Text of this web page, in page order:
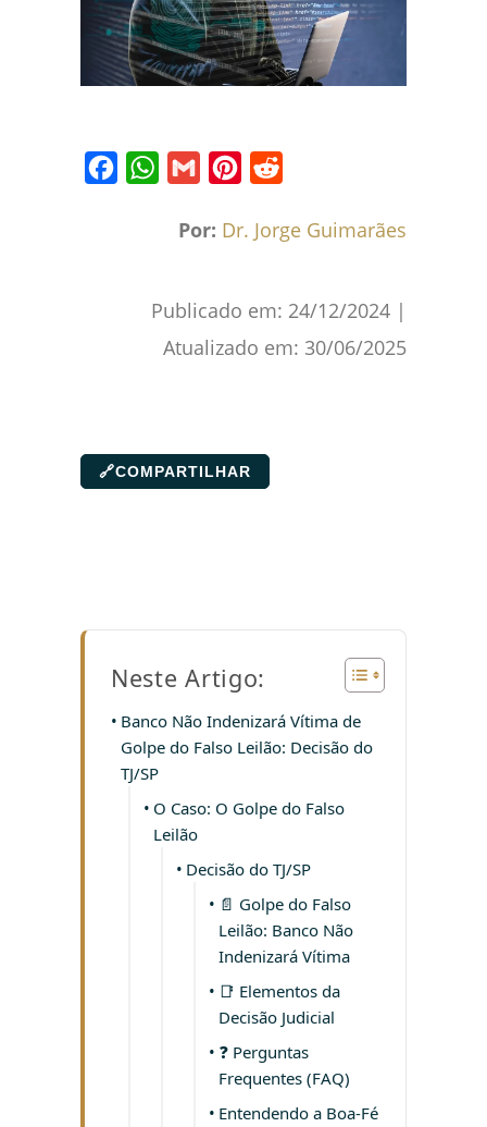
FacebookWhatsApp
Gmail Pinterest
Por: Dr. Jorge Guimarães
Publicado em: 24/12/2024 |
Atualizado em: 30/06/2025
🔗COMPARTILHAR
Neste Artigo:
Banco Não Indenizará Vítima de
Golpe do Falso Leilão: Decisão do
TJ/SP
O Caso: O Golpe do Falso
Leilão
Decisão do TJ/SP
📄 Golpe do Falso
Leilão: Banco Não
Indenizará Vítima
📑 Elementos da
Decisão Judicial
❓ Perguntas
Frequentes (FAQ)
Entendendo a Boa-Fé